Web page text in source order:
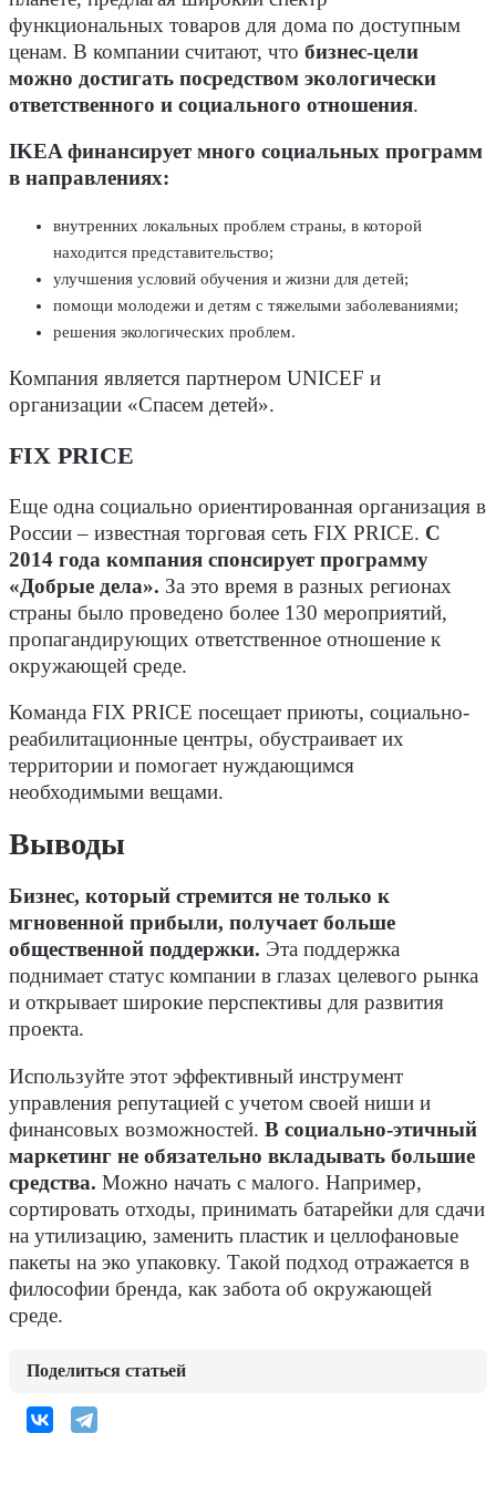
функциональных товаров для дома по доступным
ценам. В компании считают, что бизнес-цели
можно достигать посредством экологически
ответственного и социального отношения.
IKEA финансирует много социальных программ
в направлениях:
внутренних локальных проблем страны, в которой
находится представительство;
улучшения условий обучения и жизни для детей;
помощи молодежи и детям с тяжелыми заболеваниями;
решения экологических проблем.
Компания является партнером UNICEF и
организации «Спасем детей».
FIX PRICE
Еще одна социально ориентированная организация в
России – известная торговая сеть FIX PRICE. С
2014 года компания спонсирует программу
«Добрые дела». За это время в разных регионах
страны было проведено более 130 мероприятий,
пропагандирующих ответственное отношение к
окружающей среде.
Команда FIX PRICE посещает приюты, социально-
реабилитационные центры, обустраивает их
территории и помогает нуждающимся
необходимыми вещами.
Выводы
Бизнес, который стремится не только к
мгновенной прибыли, получает больше
общественной поддержки. Эта поддержка
поднимает статус компании в глазах целевого рынка
и открывает широкие перспективы для развития
проекта.
Используйте этот эффективный инструмент
управления репутацией с учетом своей ниши и
финансовых возможностей. В социально-этичный
маркетинг не обязательно вкладывать большие
средства. Можно начать с малого. Например,
сортировать отходы, принимать батарейки для сдачи
на утилизацию, заменить пластик и целлофановые
пакеты на эко упаковку. Такой подход отражается в
философии бренда, как забота об окружающей
среде.
Поделиться статьей